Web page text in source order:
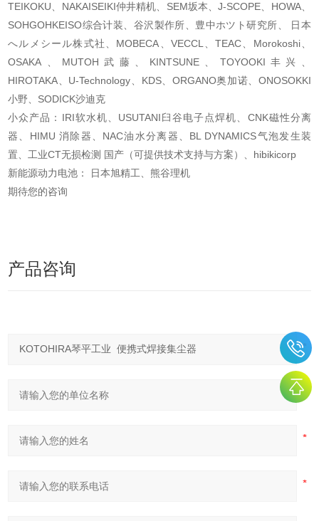
TEIKOKU、NAKAISEIKI仲井精机、SEM坂本、J-SCOPE、HOWA、
SOHGOHKEISO综合计装、谷沢製作所、豊中ホツト研究所、 日本
へルメシール株式社、MOBECA、VECCL、TEAC、Morokoshi、
OSAKA、MUTOH武藤、KINTSUNE、TOYOOKI丰兴、
HIROTAKA、U-Technology、KDS、ORGANO奥加诺、ONOSOKKI
小野、SODICK沙迪克
小众产品：IRI软水机、USUTANI臼谷电子点焊机、CNK磁性分离
器、HIMU 消除器、NAC油水分离器、BL DYNAMICS气泡发生装
置、工业CT无损检测 国产（可提供技术支持与方案）、hibikicorp
新能源动力电池： 日本旭精工、熊谷理机
期待您的咨询
产品咨询